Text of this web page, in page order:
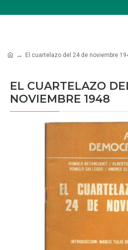
El cuartelazo del 24 de noviembre
EL CUARTELAZO
NOVIEMBRE 1948